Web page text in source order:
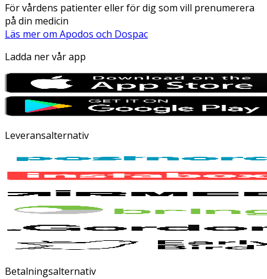
För vårdens patienter eller för dig som vill prenumerera
på din medicin
Läs mer om Apodos och Dospac
Ladda ner vår app
Leveransalternativ
Betalningsalternativ